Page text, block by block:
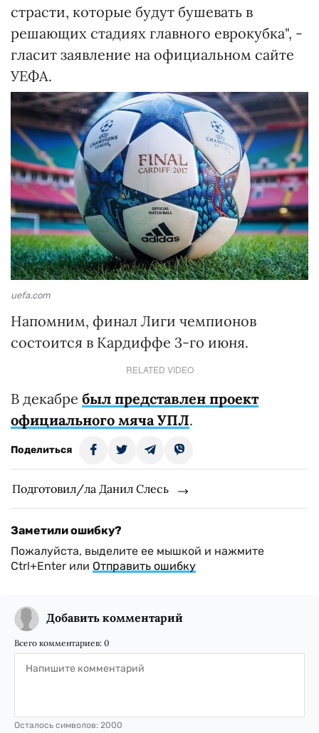
страсти, которые будут бушевать в
решающих стадиях главного еврокубка", -
гласит заявление на официальном сайте
УЕФА.
uefa.com
Напомним, финал Лиги чемпионов
состоится в Кардиффе 3-го июня.
RELATED VIDEO
В декабре был представлен проект
официального мяча УПЛ.
Поделиться
Подготовил/ла Данил Слесь
Заметили ошибку?
Пожалуйста, выделите ее мышкой и нажмите
Ctrl+Enter или Отправить ошибку
Добавить комментарий
Всего комментариев: 0
Осталось символов: 2000